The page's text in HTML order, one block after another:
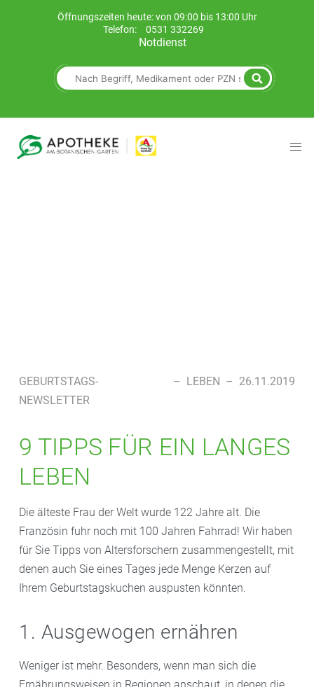
Öffnungszeiten heute: von 09:00 bis 13:00 Uhr
Telefon:
0531 332269
Notdienst
GEBURTSTAGS-
NEWSLETTER
– LEBEN – 26.11.2019
9 TIPPS FÜR EIN LANGES
LEBEN
Die älteste Frau der Welt wurde 122 Jahre alt. Die
Französin fuhr noch mit 100 Jahren Fahrrad! Wir haben
für Sie Tipps von Altersforschern zusammengestellt, mit
denen auch Sie eines Tages jede Menge Kerzen auf
Ihrem Geburtstagskuchen auspusten könnten.
1. Ausgewogen ernähren
Weniger ist mehr. Besonders, wenn man sich die